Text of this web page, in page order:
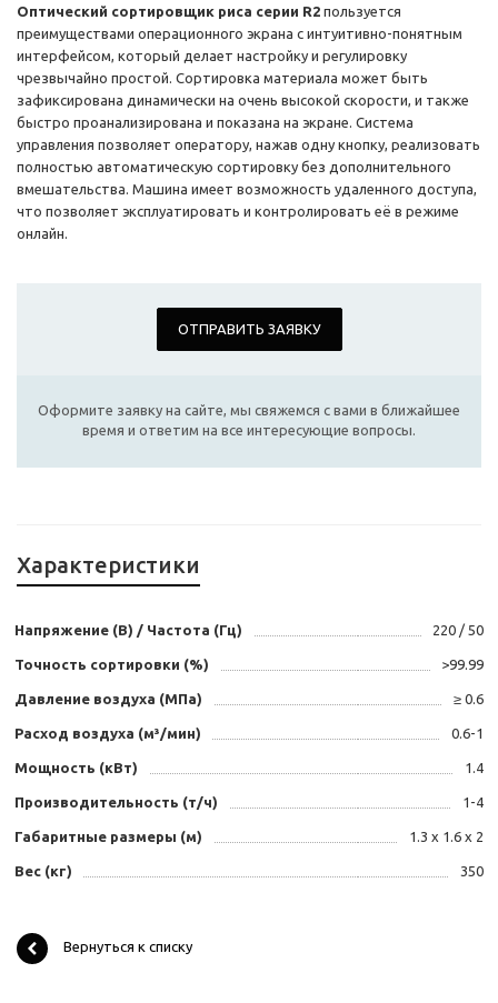
Оптический сортировщик риса серии R2 пользуется
преимуществами операционного экрана с интуитивно-понятным
интерфейсом, который делает настройку и регулировку
чрезвычайно простой. Сортировка материала может быть
зафиксирована динамически на очень высокой скорости, и также
быстро проанализирована и показана на экране. Система
управления позволяет оператору, нажав одну кнопку, реализовать
полностью автоматическую сортировку без дополнительного
вмешательства. Машина имеет возможность удаленного доступа,
что позволяет эксплуатировать и контролировать её в режиме
онлайн.
ОТПРАВИТЬ ЗАЯВКУ
Оформите заявку на сайте, мы свяжемся с вами в ближайшее
время и ответим на все интересующие вопросы.
Характеристики
Напряжение (В) / Частота (Гц) 220 / 50
Точность сортировки (%) >99.99
Давление воздуха (МПа) ≥ 0.6
Расход воздуха (м³/мин) 0.6-1
Мощность (кВт) 1.4
Производительность (т/ч) 1-4
Габаритные размеры (м) 1.3 x 1.6 x 2
Вес (кг) 350
Вернуться к списку